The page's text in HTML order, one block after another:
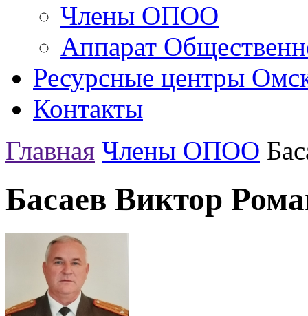
Члены ОПОО
Аппарат
Ресурсные центры
Контакты
Главная Члены ОПОО
Басаев Виктор